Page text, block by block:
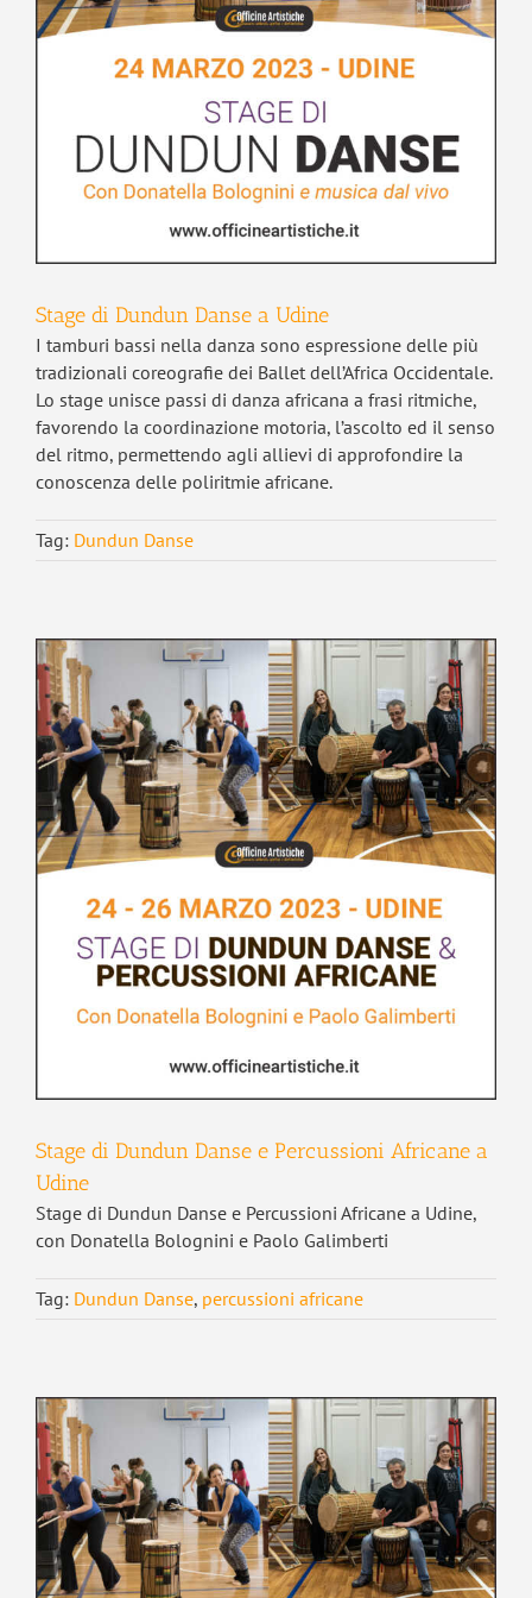
Stage di Dundun Danse a Udine
I tamburi bassi nella danza sono espressione delle più
tradizionali coreografie dei Ballet dell’Africa Occidentale.
Lo stage unisce passi di danza africana a frasi ritmiche,
favorendo la coordinazione motoria, l’ascolto ed il senso
del ritmo, permettendo agli allievi di approfondire la
conoscenza delle poliritmie africane.
Tag: Dundun Danse
Stage di Dundun Danse e Percussioni Africane a
Udine
Stage di Dundun Danse e Percussioni Africane a Udine,
con Donatella Bolognini e Paolo Galimberti
Tag: Dundun Danse, percussioni africane